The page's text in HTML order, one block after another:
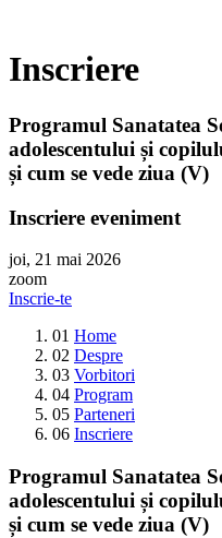
Inscriere
Programul Sanatatea
adolescentului și
și cum se vede ziua (V)
Inscriere eveniment
joi, 21 mai 2026
zoom
Inscrie-te
01 Home
02 Despre
03 Vorbitori
04 Program
05 Parteneri
06 Inscriere
Programul Sanatatea
adolescentului și
și cum se vede ziua (V)